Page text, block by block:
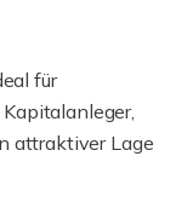
für
attraktiver Lage